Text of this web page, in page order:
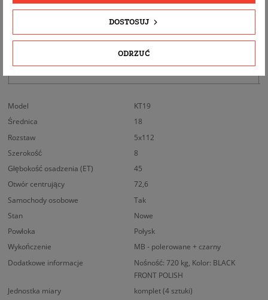
SZCZEGÓŁY PRODUKTU
DOPASOWANIE
Model
KT19
Średnica
18
Rozstaw
5x112
Szerokość
8
Głębokość osadzenia (ET)
45
Otwór centrujący
72,6
Samochody osobowe
Tak
Stan
Nowe
Powłoka
Połysk
Wykończenie
MB - polerowane + czarny
Dodatkowe informacje
Nośność: 720 kg, Kolor: BLACK
FRONT POLISH
Jednostka miary
komplet (4 sztuki)
ODRZUĆ
DOSTOSUJ